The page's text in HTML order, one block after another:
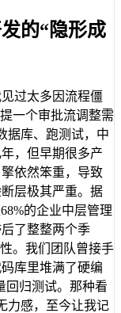
的“隐形成
过太多因流程僵
一个审批流调整需
据库、跑测试，中
，但早期很多产
依然笨重，导致
层极其严重。据
的企业中层管理
了整整两个季
。我们团队曾接手
库里堆满了硬编
回归测试。那种看
力感，至今让我记